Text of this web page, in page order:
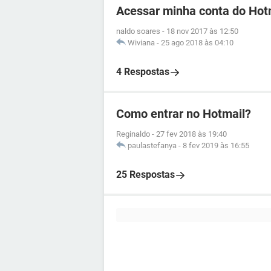
Acessar minha conta do
naldo soares - 18 nov 2017 às 12:50
Wiviana - 25 ago 2018 às 04:10
4 Respostas
Como entrar no Hotmail?
Reginaldo - 27 fev 2018 às 19:40
paulastefanya - 8 fev 2019 às 16:55
25 Respostas